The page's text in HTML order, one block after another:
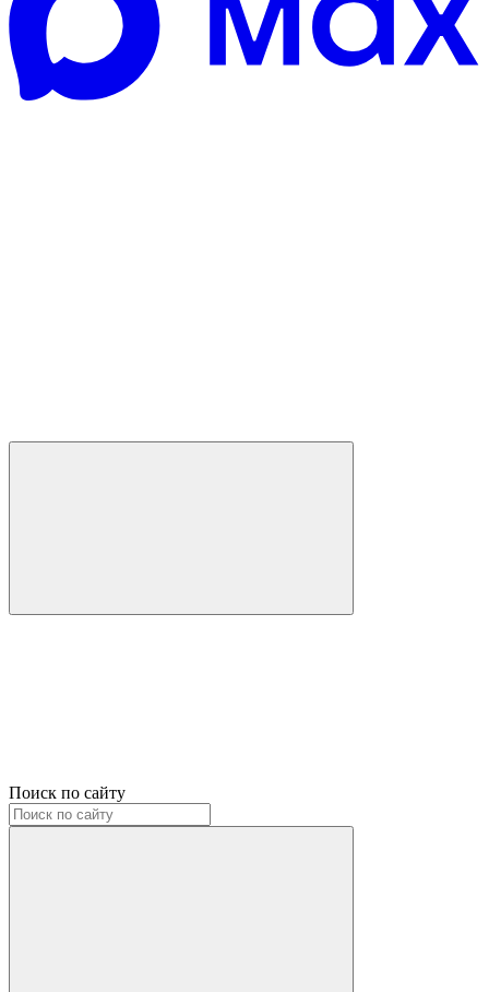
Поиск по сайту